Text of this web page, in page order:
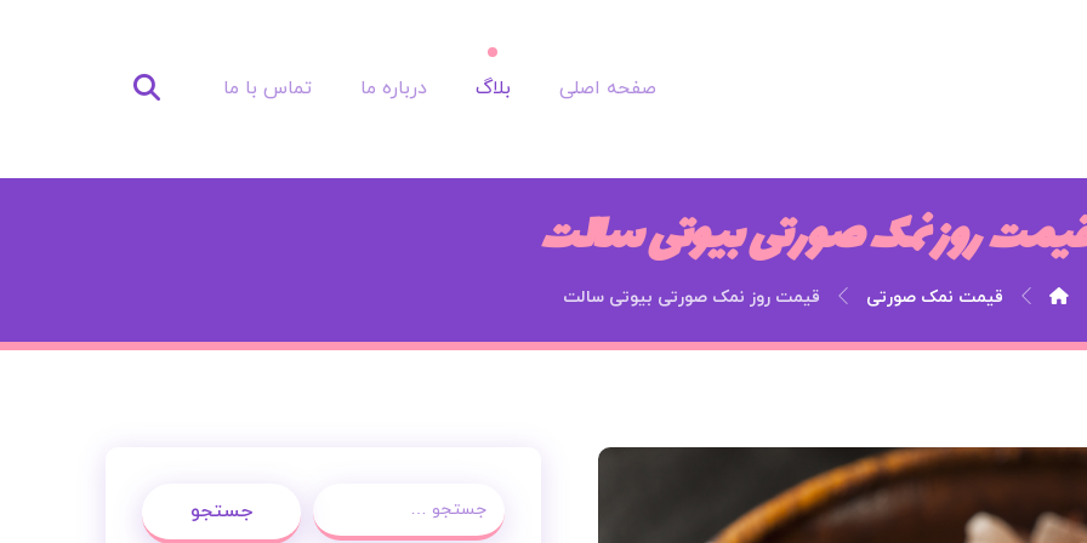
صفحه اصلی بلاگ درباره ما تماس با ما
روز نمک صورتی بیوتی سالت
قیمت نمک صورتی قیمت روز نمک صورتی بیوتی سالت
جستجو